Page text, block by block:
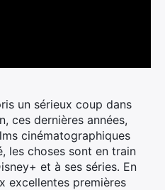
un sérieux coup dans
ces dernières années,
cinématographiques
les choses sont en train
et à ses séries. En
excellentes premières